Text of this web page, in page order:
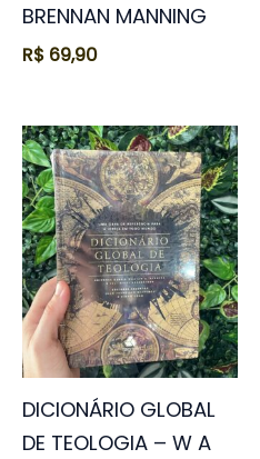
BRENNAN MANNING
R$ 69,90
DICIONÁRIO GLOBAL
DE TEOLOGIA – W A